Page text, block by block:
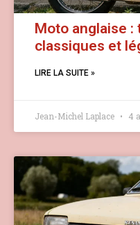
Moto anglaise :
classiques et
LIRE LA SUITE »
Jean-Michel Laplace 4